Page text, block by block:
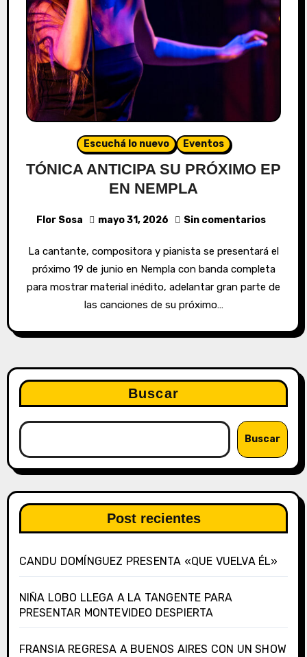
Escuchá lo nuevo Eventos
TÓNICA ANTICIPA SU PRÓXIMO EP
EN NEMPLA
Flor Sosa mayo 31, 2026 Sin comentarios
La cantante, compositora y pianista se presentará el
próximo 19 de junio en Nempla con banda completa
para mostrar material inédito, adelantar gran parte de
las canciones de su próximo…
Buscar
Buscar
Post recientes
CANDU DOMÍNGUEZ PRESENTA «QUE VUELVA ÉL»
NIÑA LOBO LLEGA A LA TANGENTE PARA
PRESENTAR MONTEVIDEO DESPIERTA
FRANSIA REGRESA A BUENOS AIRES CON UN SHOW